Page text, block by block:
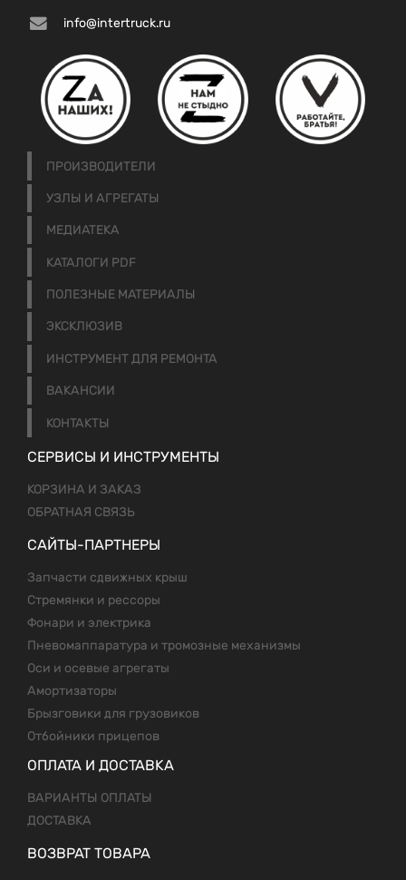
info@intertruck.ru
ПРОИЗВОДИТЕЛИ
УЗЛЫ И АГРЕГАТЫ
МЕДИАТЕКА
КАТАЛОГИ PDF
ПОЛЕЗНЫЕ МАТЕРИАЛЫ
ЭКСКЛЮЗИВ
ИНСТРУМЕНТ ДЛЯ РЕМОНТА
ВАКАНСИИ
КОНТАКТЫ
СЕРВИСЫ И ИНСТРУМЕНТЫ
КОРЗИНА И ЗАКАЗ
ОБРАТНАЯ СВЯЗЬ
САЙТЫ-ПАРТНЕРЫ
Запчасти сдвижных крыш
Стремянки и рессоры
Фонари и электрика
Пневомаппаратура и тромозные механизмы
Оси и осевые агрегаты
Амортизаторы
Брызговики для грузовиков
Отбойники прицепов
ОПЛАТА И ДОСТАВКА
ВАРИАНТЫ ОПЛАТЫ
ДОСТАВКА
ВОЗВРАТ ТОВАРА